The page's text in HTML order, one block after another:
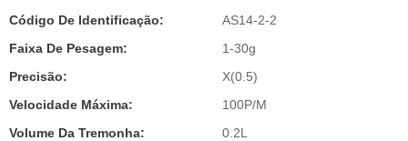
Código De Identificação:
AS14-2-2
Faixa De Pesagem:
1-30g
Precisão:
X(0.5)
Velocidade Máxima:
100P/M
Volume Da Tremonha:
0.2L